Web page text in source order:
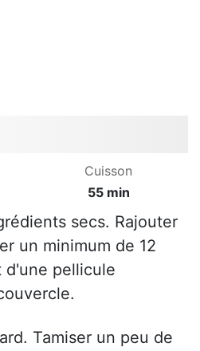
Cuisson
55 min
secs. Rajouter
un minimum de 12
d'une pellicule
Tamiser un peu de